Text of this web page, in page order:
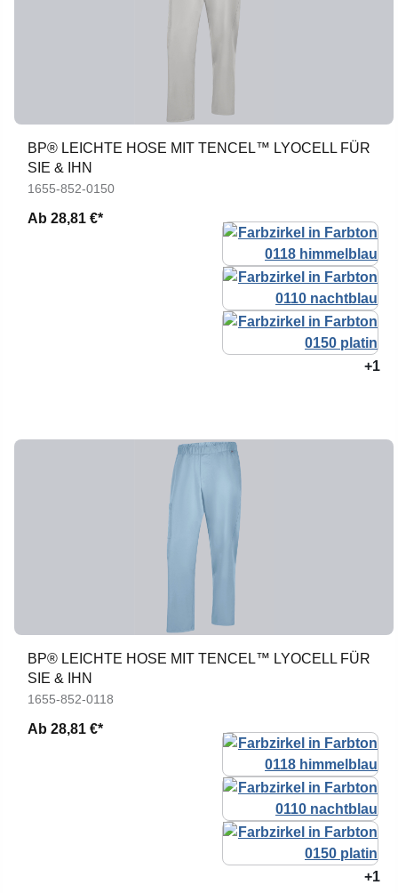
BP® LEICHTE HOSE MIT TENCEL™ LYOCELL FÜR
SIE & IHN
1655-852-0150
Ab 28,81 €*
+1
BP® LEICHTE HOSE MIT TENCEL™ LYOCELL FÜR
SIE & IHN
1655-852-0118
Ab 28,81 €*
+1